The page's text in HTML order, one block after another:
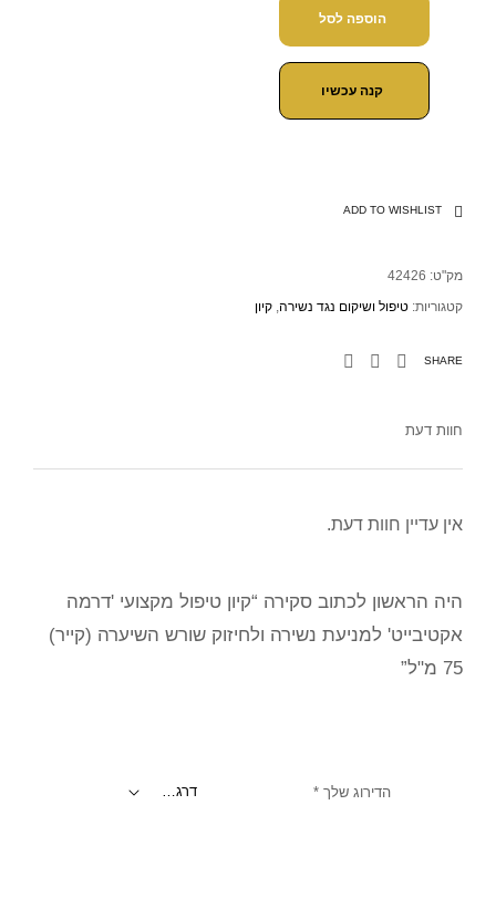
הוספה לסל
קנה עכשיו
ADD TO WISHLIST
מק"ט: 42426
קטגוריות: טיפול ושיקום נגד נשירה, קיון
SHARE
חוות דעת
אין עדיין חוות דעת.
היה הראשון לכתוב סקירה “קיון טיפול מקצועי 'דרמה
אקטיבייט' למניעת נשירה ולחיזוק שורש השיערה (קייר)
75 מ"ל”
הדירוג שלך *